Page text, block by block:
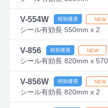
V-554W
シール有効長 550mm x 2
V-856
シール有効長 820mm x
V-856W
シール有効長 820mm x 2